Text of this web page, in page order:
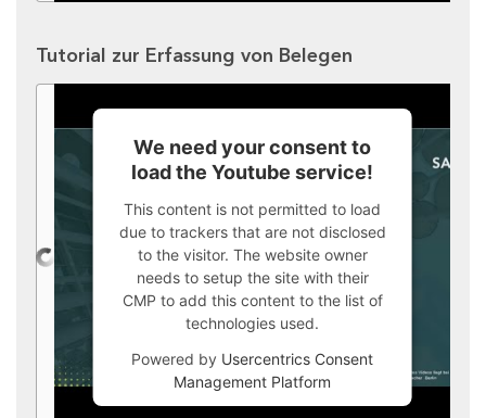
Tutorial zur Erfassung von Belegen
We need your consent to
load the Youtube service!
This content is not permitted to load
due to trackers that are not disclosed
to the visitor. The website owner
needs to setup the site with their
CMP to add this content to the list of
technologies used.
Powered by Usercentrics Consent
Management Platform